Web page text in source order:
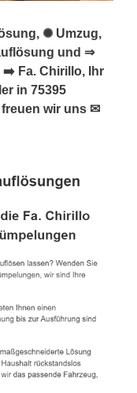
✺ Umzug,
und ⇒
Fa. Chirillo, Ihr
in 75395
wir uns ✉